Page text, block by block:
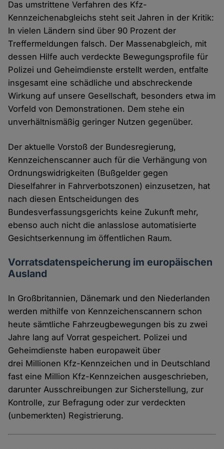
Das umstrittene Verfahren des Kfz-
Kennzeichenabgleichs steht seit Jahren in der Kritik:
In vielen Ländern sind über 90 Prozent der
Treffermeldungen falsch. Der Massenabgleich, mit
dessen Hilfe auch verdeckte Bewegungsprofile für
Polizei und Geheimdienste erstellt werden, entfalte
insgesamt eine schädliche und abschreckende
Wirkung auf unsere Gesellschaft, besonders etwa im
Vorfeld von Demonstrationen. Dem stehe ein
unverhältnismäßig geringer Nutzen gegenüber.
Der aktuelle Vorstoß der Bundesregierung,
Kennzeichenscanner auch für die Verhängung von
Ordnungswidrigkeiten (Bußgelder gegen
Dieselfahrer in Fahrverbotszonen) einzusetzen, hat
nach diesen Entscheidungen des
Bundesverfassungsgerichts keine Zukunft mehr,
ebenso auch nicht die anlasslose automatisierte
Gesichtserkennung im öffentlichen Raum.
Vorratsdatenspeicherung im europäischen
Ausland
In Großbritannien, Dänemark und den Niederlanden
werden mithilfe von Kennzeichenscannern schon
heute sämtliche Fahrzeugbewegungen bis zu zwei
Jahre lang auf Vorrat gespeichert. Polizei und
Geheimdienste haben europaweit über
drei Millionen Kfz-Kennzeichen und in Deutschland
fast eine Million Kfz-Kennzeichen ausgeschrieben,
darunter Ausschreibungen zur Sicherstellung, zur
Kontrolle, zur Befragung oder zur verdeckten
(unbemerkten) Registrierung.